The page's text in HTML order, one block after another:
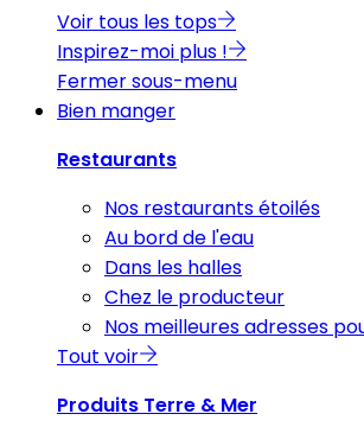
Voir tous les tops
Inspirez-moi plus !
Fermer sous-menu
Bien manger
Restaurants
Nos restaurants étoilés
Au bord de l'eau
Dans les halles
Chez le producteur
Nos meilleures adresses
Tout voir
Produits Terre & Mer